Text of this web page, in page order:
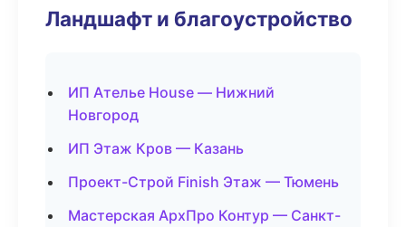
Ландшафт и благоустройство
ИП Ателье House — Нижний
Новгород
ИП Этаж Кров — Казань
Проект-Строй Finish Этаж — Тюмень
Мастерская АрхПро Контур — Санкт-